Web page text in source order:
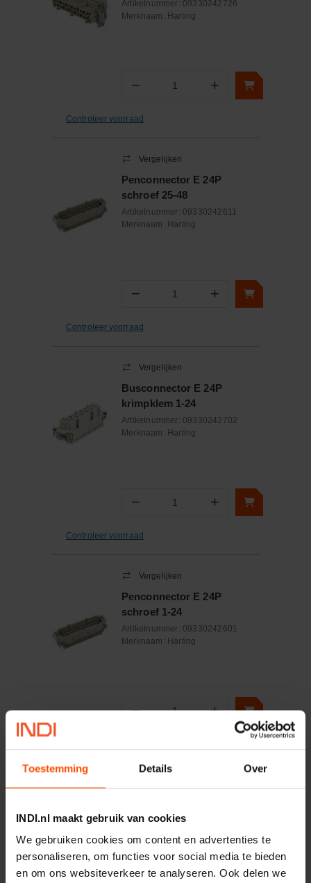
Toestemming Details Over
INDI.nl maakt gebruik van cookies
We gebruiken cookies om content en advertenties te
personaliseren, om functies voor social media te bieden
en om ons websiteverkeer te analyseren. Ook delen we
Artikelnummer: 09330242726
Merknaam: Harting
− Aantal +
Controleer voorraad
Vergelijken
Penconnector E 24P
schroef 25-48
Artikelnummer: 09330242611
Merknaam: Harting
− Aantal +
Controleer voorraad
Vergelijken
Busconnector E 24P
krimpklem 1-24
Artikelnummer: 09330242702
Merknaam: Harting
− Aantal +
Controleer voorraad
Vergelijken
Penconnector E 24P
schroef 1-24
Artikelnummer: 09330242601
Merknaam: Harting
− +
schroef 1-24
Artikelnummer: 09330242701